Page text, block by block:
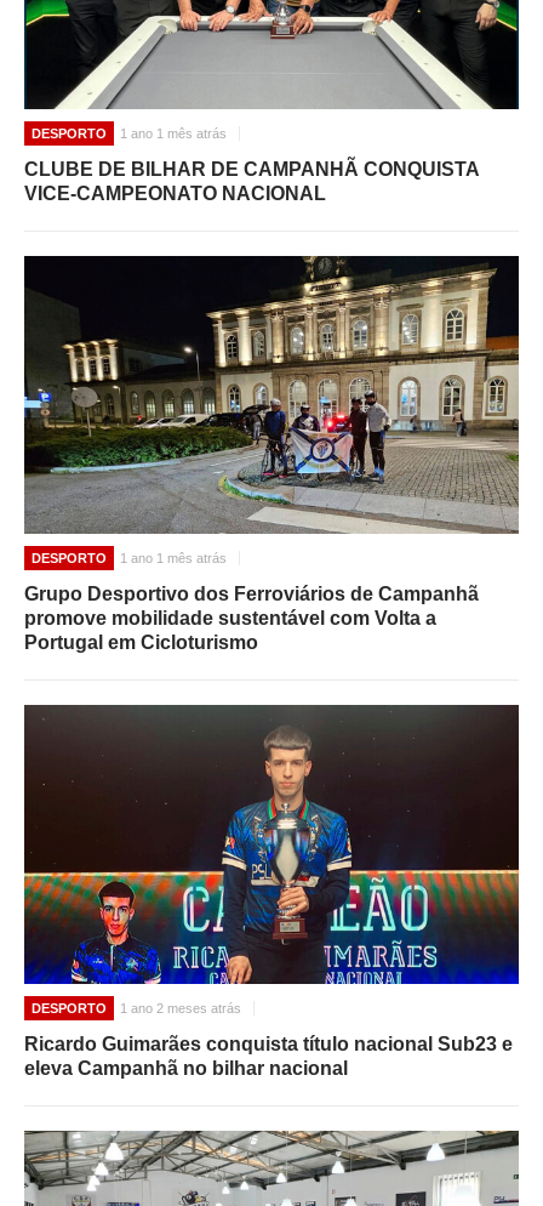
DESPORTO 1 ano 1 mês atrás
CLUBE DE BILHAR DE CAMPANHÃ CONQUISTA
VICE-CAMPEONATO NACIONAL
DESPORTO 1 ano 1 mês atrás
Grupo Desportivo dos Ferroviários de Campanhã
promove mobilidade sustentável com Volta a
Portugal em Cicloturismo
DESPORTO 1 ano 2 meses atrás
Ricardo Guimarães conquista título nacional Sub23 e
eleva Campanhã no bilhar nacional